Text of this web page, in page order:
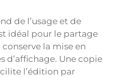
de l’usage et de
idéal pour le partage
la mise en
d’affichage. Une copie
l’édition par